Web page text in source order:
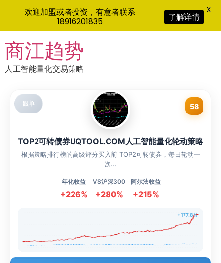
to
content
商江趋势
人工智能量化交易策略
跟单 58
TOP2可转债券UQTOOL.COM人工智能量化轮动策略
根据策略排行榜的高级评分买入前 TOP2可转债券，每日轮动一
次...
年化收益
+226%
VS沪深300
+280%
阿尔法收益
+215%
+177.8%
欢迎加盟或者投资，有意者联系
18916201835
了解详情
X